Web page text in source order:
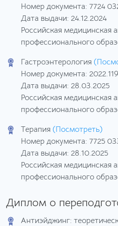
Номер документа: 7724
Дата выдачи: 24.12.2024
Российская медицинская
профессионального
Гастроэнтерология
Номер документа:
Дата выдачи: 28.03.2025
Российская медицинская
профессионального
Терапия (Посмотреть)
Номер документа: 7725
Дата выдачи: 28.10.2025
Российская медицинская
профессионального
Диплом о
Антиэйджинг: